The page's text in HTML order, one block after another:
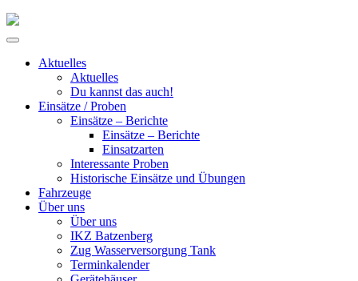
Skip
Primary
Aktuelles
Aktuelles
Du kannst das auch!
Einsätze / Proben
Einsätze – Berichte
Einsätze – Berichte
Einsatzarten
Interessante Proben
Historische Einsätze und Übungen
Fahrzeuge
Über uns
Über uns
IKZ Batzenberg
Zug Wasserversorgung Tank
Terminkalender